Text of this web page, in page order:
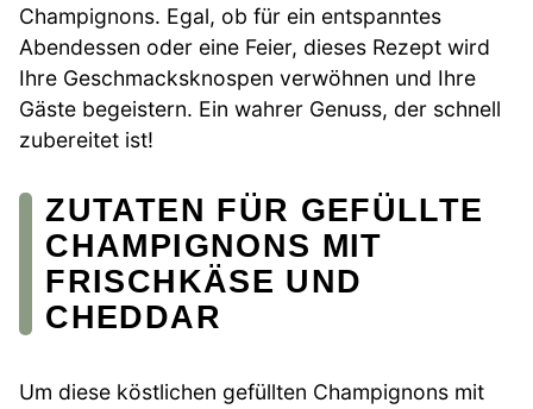
Champignons. Egal, ob für ein entspanntes
Abendessen oder eine Feier, dieses Rezept wird
Ihre Geschmacksknospen verwöhnen und Ihre
Gäste begeistern. Ein wahrer Genuss, der schnell
zubereitet ist!
ZUTATEN FÜR GEFÜLLTE
CHAMPIGNONS MIT
FRISCHKÄSE UND
CHEDDAR
Um diese köstlichen gefüllten Champignons mit